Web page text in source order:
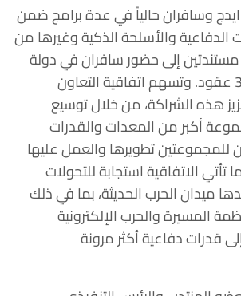
وسافران حالياً في عدة برامج ضمن
الدفاعية والأسلحة الذكية وغيرها من
مستندتين إلى حضور سافران في دولة
الإمارات لأكثر من 3 عقود. وتسهم اتفاقية التعاون
هذه الشراكة، من خلال توسيع
أكبر من المعدات والقدرات
للمجموعتين تطويرها والعمل عليها
الاتفاقية استجابة للتحولات
ميدان الحرب الحديثة، بما في ذلك
المسيرة والحرب الإلكترونية
قدرات دفاعية أكثر مرونة